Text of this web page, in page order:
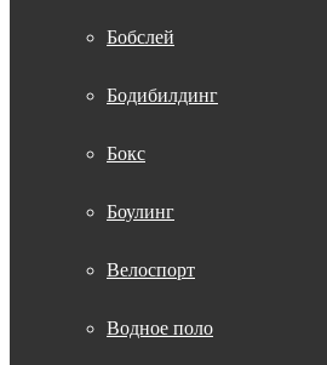
Бобслей
Бодибилдинг
Бокс
Боулинг
Велоспорт
Водное поло